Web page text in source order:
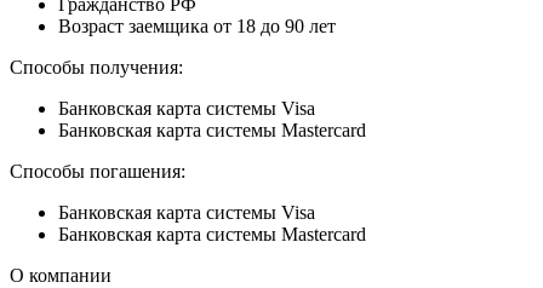
Возраст заемщика от 18 до 90 лет
Способы получения:
Банковская карта системы Visa
Банковская карта системы Mastercard
Способы погашения:
Банковская карта системы Visa
Банковская карта системы Mastercard
О компании